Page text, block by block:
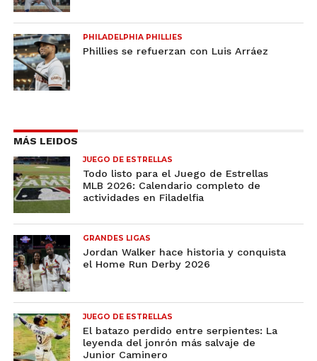
PHILADELPHIA PHILLIES
Phillies se refuerzan con Luis Arráez
MÁS LEIDOS
JUEGO DE ESTRELLAS
Todo listo para el Juego de Estrellas
MLB 2026: Calendario completo de
actividades en Filadelfia
GRANDES LIGAS
Jordan Walker hace historia y conquista
el Home Run Derby 2026
JUEGO DE ESTRELLAS
El batazo perdido entre serpientes: La
leyenda del jonrón más salvaje de
Junior Caminero